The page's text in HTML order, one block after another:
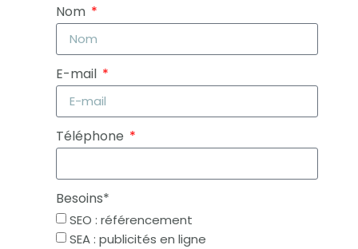
Nom
E-mail
Téléphone
Besoins*
SEO : référencement
SEA : publicités en ligne